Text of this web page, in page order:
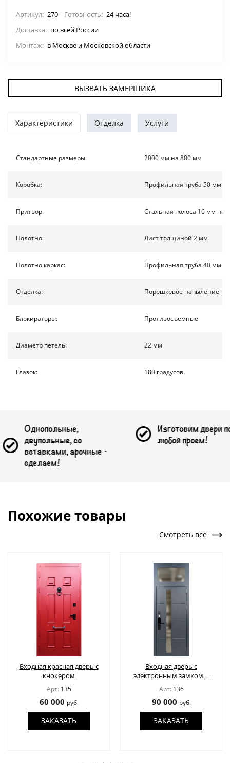
СТАВНИ НА ОКНА (22)
ДВЕРИ ПО ОСОБЕННОСТЯМ
ДВЕРИ С ТЕРМОРАЗРЫВОМ
ФОТО
УСЛУГИ
О НАС
НОВОСТИ
КОНТАКТЫ
Доставка по России
Артикул: 270 Готовность: 24 часа!
Доставка: по всей России
Монтаж: в Москве и Московской области
ВЫЗВАТЬ ЗАМЕРЩИКА
Характеристики Отделка Услуги
Стандартные размеры: 2000 мм на 800 мм
Коробка: Профильная труба 50 мм
Притвор: Стальная полоса 16 мм на
Полотно: Лист толщиной 2 мм
Полотно каркас: Профильная труба 40 мм
Отделка: Порошковое напыление
Блокираторы: Противосъемные
Диаметр петель: 22 мм
Глазок: 180 градусов
со
арочные -
Изготовим двери под
любой проем!
Похожие товары
Смотреть все
Входная красная дверь с
кнокером
Арт: 135
60 000 руб.
ЗАКАЗАТЬ
Входная дверь с
электронным замком и
Арт: 136
90 000 руб.
ЗАКАЗАТЬ